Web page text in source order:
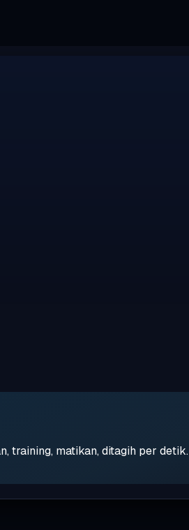
training, matikan, ditagih per detik.